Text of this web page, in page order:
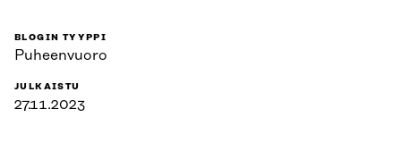
BLOGIN TYYPPI
Puheenvuoro
JULKAISTU
27.11.2023